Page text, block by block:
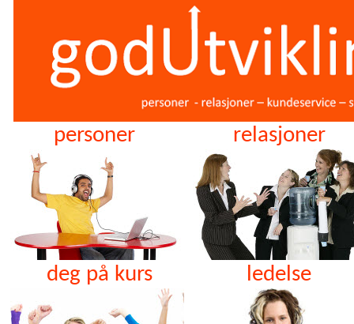
personer relasjoner
deg på kurs ledelse